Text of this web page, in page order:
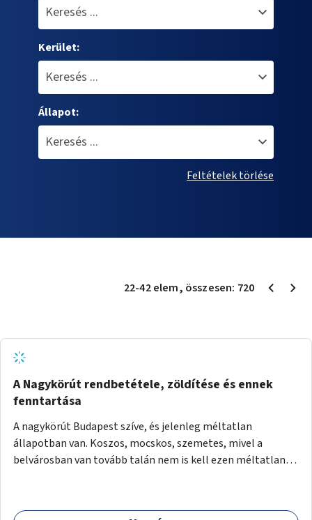
Kerület:
Állapot:
Feltételek törlése
22-42elem, összesen: 720
A Nagykörút rendbetétele, zöldítése és ennek
fenntartása
A nagykörút Budapest szíve, és jelenleg méltatlan
állapotban van. Koszos, mocskos, szemetes, mivel a
belvárosban van tovább talán nem is kell ezen méltatlan,
tisztán tartásával, és nagy szükség lenne megfelelő